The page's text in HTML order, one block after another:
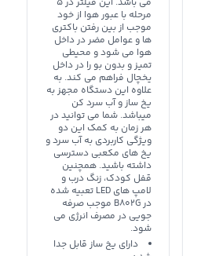
مرحله با عبور هوا از خود
موجب از بین رفتن باکتری
ها و عوامل مضر در داخل
هوا می شود و محیطی
تمیز و بدون بو را در داخل
یخچال فراهم می کند. به
علاوه این دستگاه مجهز به
یخ ساز و آب سرد کن
میباشد. شما می توانید در
هر زمان به کمک این دو
ویژگی کاربردی به آب سرد و
یخ های مکعبی دسترسی
داشته باشید. همچنین
قفل کودک، زنگ درب و
لامپ های LED تعبیه شده
در B802G موجب صرفه
جویی در مصرف انرژی می
شود.
دارای یخ ساز قابل جدا